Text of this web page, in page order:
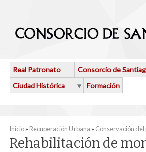
Real Patronato Consorcio de
Ciudad Histórica
Formación
Se encuentra usted aquí
Inicio» Recuperación Urbana » Conservación
Rehabilitación de